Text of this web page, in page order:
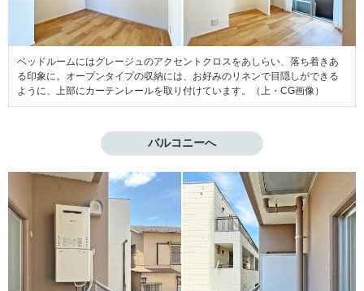
ベッドルームにはグレージュのアクセントクロスをあしらい、落ち着きあ
る印象に。オープンタイプの収納には、お好みのリネンで目隠しができる
ように、上部にカーテンレールを取り付けています。（上・CG画像）
バルコニーへ